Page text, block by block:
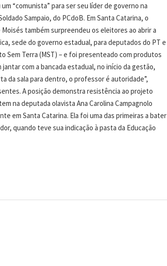
“comunista” para ser seu líder de governo na
Sampaio, do PCdoB. Em Santa Catarina, o
também surpreendeu os eleitores ao abrir a
sede do governo estadual, para deputados do PT e
Sem Terra (MST) – e foi presenteado com produtos
jantar com a bancada estadual, no início da gestão,
da sala para dentro, o professor é autoridade”,
A posição demonstra resistência ao projeto
na deputada olavista Ana Carolina Campagnolo
em Santa Catarina. Ela foi uma das primeiras a bater
quando teve sua indicação à pasta da Educação